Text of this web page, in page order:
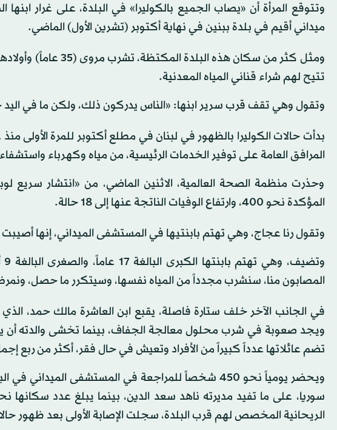
ميداني أقيم في بلدة ببنين في نهاية أكتوبر (تشرين الأول) الماضي.
ومثل كثر من سكان هذه
تتيح لهم شراء قناني المياه المعدنية.
وتقول وهي تقف قرب سرير ابنها: «الناس يدركون ذلك، ولكن ما في اليد
بدأت حالات الكوليرا بالظهور في لبنان في مطلع أكتوبر للمرة
المرافق العامة على توفير الخدمات الرئيسية، من مياه وكهرباء
وحذرت منظمة الصحة العالمية، الاثنين الماضي، من «انتشار سريع
المؤكدة نحو 400، وارتفاع الوفيات الناتجة عنها إلى 18 حالة.
وتقول رنا عجاج، وهي تهتم بابنتيها في المستشفى الميداني، إنها أصيبت
المصابون منا، سنشرب مجدداً من المياه نفسها، وسيتكرر ما حصل،
ويجد صعوبة في شرب محلول معالجة الجفاف، بينما تخشى والدته أن
تضم عائلاتها عدداً كبيراً من الأفراد وتعيش في حال فقر، أكثر من ربع
الريحانية المخصص لهم قرب البلدة، سجلت الإصابة الأولى بعد ظهور